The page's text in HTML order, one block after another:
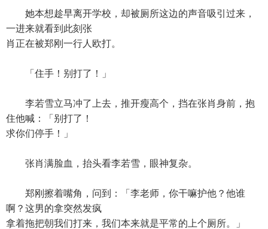
她本想趁早离开学校，却被厕所这边的声音吸引过来，
一进来就看到此刻张
肖正在被郑刚一行人欧打。
「住手！别打了！」
李若雪立马冲了上去，推开瘦高个，挡在张肖身前，抱
住他喊：「别打了！
求你们停手！」
张肖满脸血，抬头看李若雪，眼神复杂。
郑刚擦着嘴角，问到：「李老师，你干嘛护他？他谁
啊？这男的拿突然发疯
拿着拖把朝我们打来，我们本来就是平常的上个厕所。」